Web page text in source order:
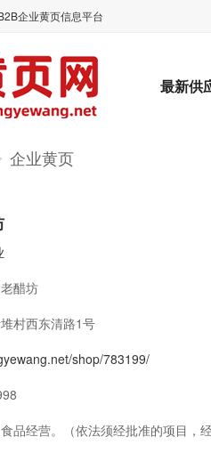
企业黄页信息平台
最新供
企业黄页
醋坊
村西东清路1号
shop/783199/
品经营。（依法须经批准的项目，